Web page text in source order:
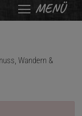
MENÜ
Wandern &